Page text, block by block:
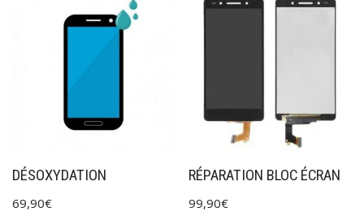
DÉSOXYDATION
69,90€
RÉPARATION BLOC ÉCRAN
99,90€